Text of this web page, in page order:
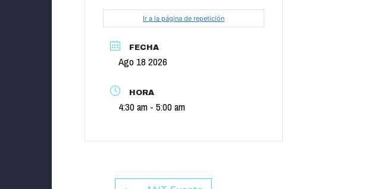
Ir a la página de repetición
FECHA
Ago 18 2026
HORA
4:30 am - 5:00 am